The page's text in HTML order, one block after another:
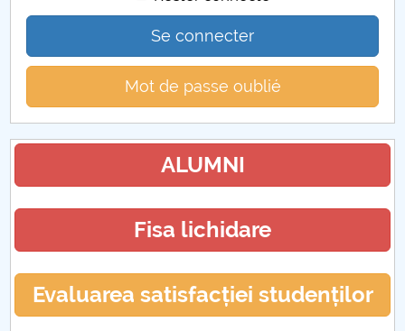
Se connecter
Mot de passe oublié
ALUMNI
Fisa lichidare
Evaluarea satisfacției studenților